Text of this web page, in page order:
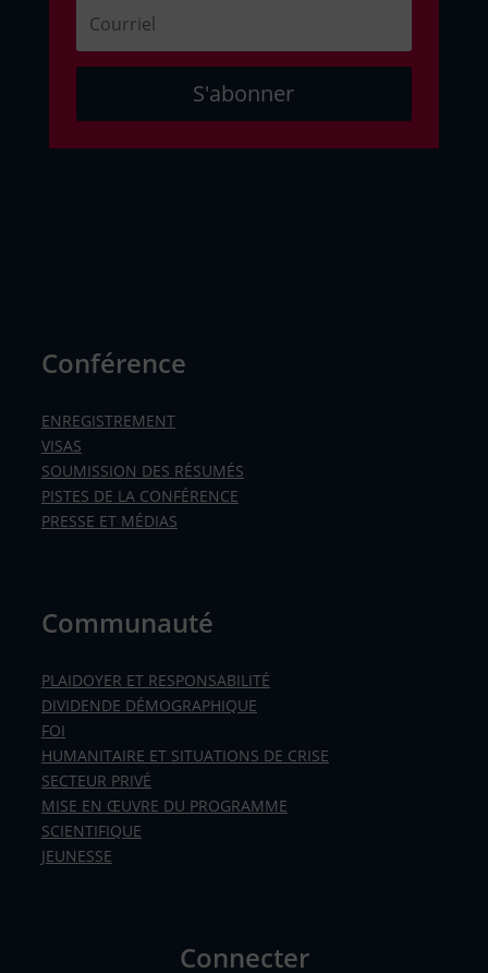
S'abonner
Conférence
ENREGISTREMENT
VISAS
SOUMISSION DES RÉSUMÉS
PISTES DE LA CONFÉRENCE
PRESSE ET MÉDIAS
Communauté
PLAIDOYER ET RESPONSABILITÉ
DIVIDENDE DÉMOGRAPHIQUE
FOI
HUMANITAIRE ET SITUATIONS DE CRISE
SECTEUR PRIVÉ
MISE EN ŒUVRE DU PROGRAMME
SCIENTIFIQUE
JEUNESSE
Connecter